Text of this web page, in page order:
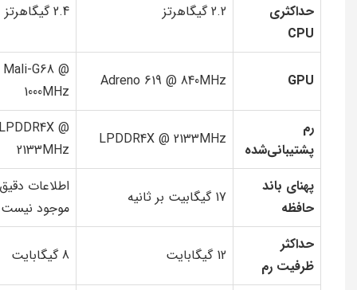
حداکثری
CPU
2.2 گیگاهرتز 2.4 گیگاهرتز
GPU
Adreno 619 @ 840MHz
Mali-G68 @
1000MHz
رم
پشتیبانی‌شده
LPDDR4X @ 2133MHz
@
2133MHz
پهنای باند
حافظه
17 گیگابیت بر ثانیه
اطلاعات دقیق
موجود نیست
حداکثر
ظرفیت رم
12 گیگابایت 8 گیگابایت